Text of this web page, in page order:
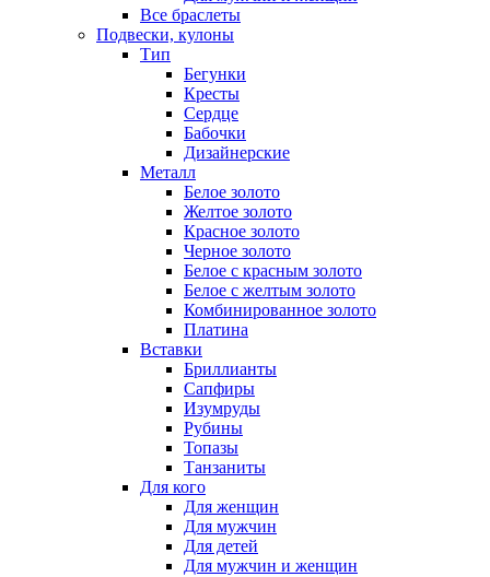
Все браслеты
Подвески, кулоны
Тип
Бегунки
Кресты
Сердце
Бабочки
Дизайнерские
Металл
Белое золото
Желтое золото
Красное золото
Черное золото
Белое с красным золото
Белое с желтым золото
Комбинированное золото
Платина
Вставки
Бриллианты
Сапфиры
Изумруды
Рубины
Топазы
Танзаниты
Для кого
Для женщин
Для мужчин
Для детей
Для мужчин и женщин